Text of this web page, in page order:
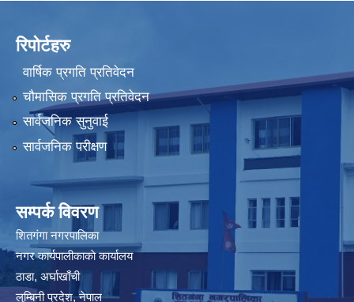
रिपोर्टहरु
वार्षिक प्रगति प्रतिवेदन
चौमासिक प्रगति प्रतिवेदन
सार्वजनिक सुनुवाई
सार्वजनिक परीक्षण
सम्पर्क विवरण
शितगंगा नगरपालिका
नगर कार्यपालीकाकाे कार्यालय
ठाडा, अर्घाखाँची
लुम्बिनी प्रदेश, नेपाल